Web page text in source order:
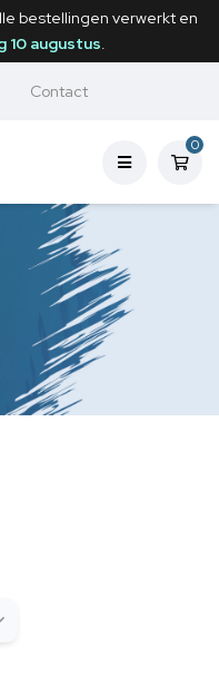
bestellingen verwerkt en
10 augustus.
Contact
0